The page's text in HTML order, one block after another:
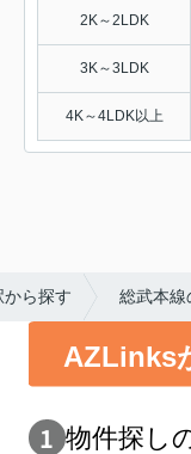
2K～2LDK
3K～3LDK
4K～4LDK以上
ら探す 総武本線
AZLinks
物件探し